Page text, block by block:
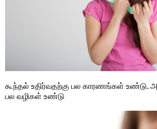
கூந்தல் உதிர்வதற்கு பல காரணங்கள் உண்டு.
பல வழிகள் உண்டு